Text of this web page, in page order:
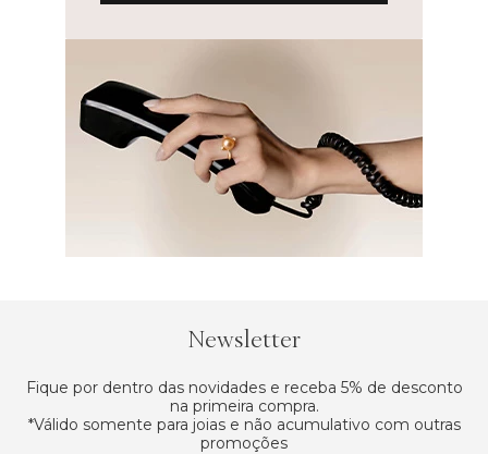
Newsletter
Fique por dentro das novidades e receba 5% de desconto
na primeira compra.
*Válido somente para joias e não acumulativo com outras
promoções